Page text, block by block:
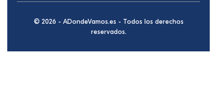
© 2026 - ADondeVamos.es - Todos los derechos
reservados.